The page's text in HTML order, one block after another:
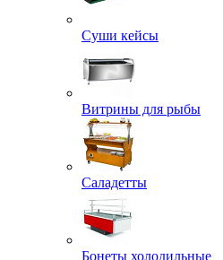
Суши кейсы
Витрины для рыбы
Саладетты
Бонеты холодильные